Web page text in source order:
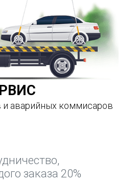
аварийных коммисаров
заказа 20%